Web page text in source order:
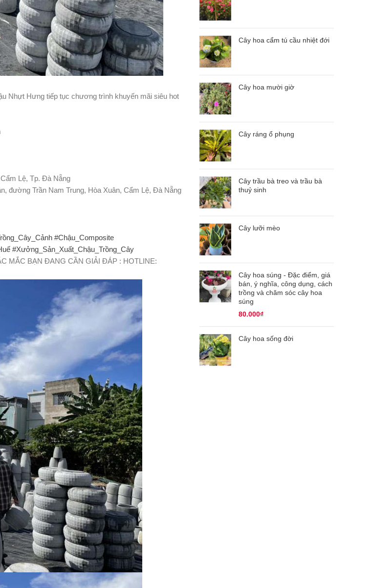
Nhựt Hưng tiếp tục chương trình khuyến mãi siêu hot
Lệ, Tp. Đà Nẵng
đường Trần Nam Trung, Hòa Xuân, Cẩm Lệ, Đà Nẵng
#Chậu_Composite
#Xưởng_Sản_Xuất_Chậu_Trồng_Cây
MẮC BẠN ĐANG CẦN GIẢI ĐÁP : HOTLINE:
Cây hoa cẩm tú cầu nhiệt đới
Cây hoa mười giờ
Cây ráng ổ phụng
Cây trầu bà treo và trầu bà
thuỷ sinh
Cây lưỡi mèo
Cây hoa súng - Đặc điểm, giá
bán, ý nghĩa, công dụng, cách
trồng và chăm sóc cây hoa
súng
80.000₫
Cây hoa sống đời